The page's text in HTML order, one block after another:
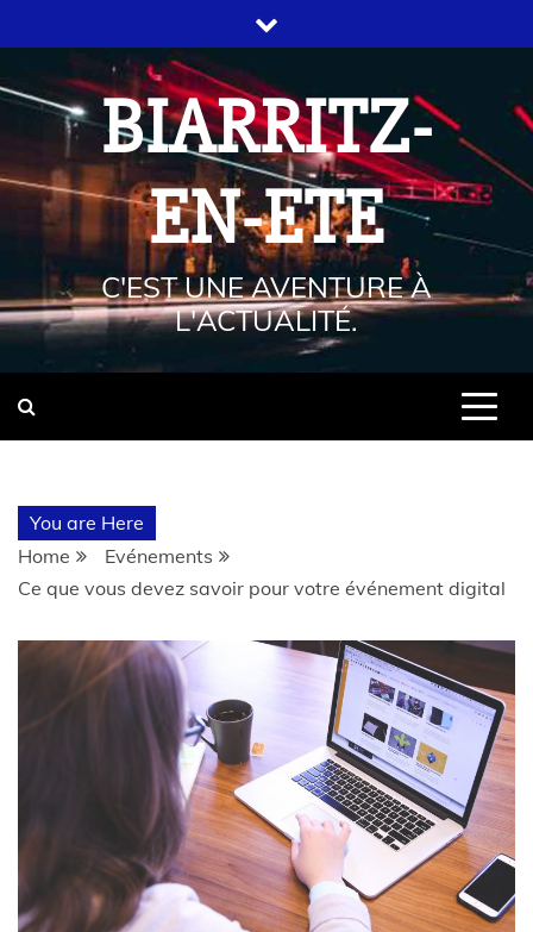
BIARRITZ-
EN-ETE
C'EST UNE AVENTURE À
L'ACTUALITÉ.
You are Here
Home
Evénements
Ce que vous devez savoir pour votre événement digital